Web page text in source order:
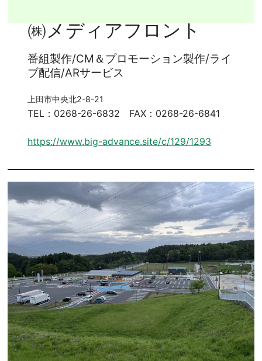
㈱メディアフロント
番組製作/CM＆プロモーション製作/ライ
ブ配信/ARサービス
上田市中央北2-8-21
TEL：0268-26-6832 FAX：0268-26-6841
https://www.big-advance.site/c/129/1293